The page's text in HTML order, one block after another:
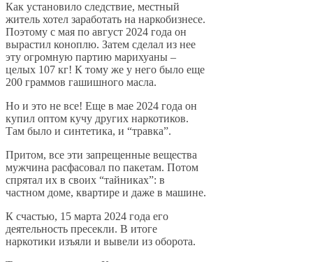
Как установило следствие, местный
житель хотел заработать на наркобизнесе.
Поэтому с мая по август 2024 года он
вырастил коноплю. Затем сделал из нее
эту огромную партию марихуаны –
целых 107 кг! К тому же у него было еще
200 граммов гашишного масла.
Но и это не все! Еще в мае 2024 года он
купил оптом кучу других наркотиков.
Там было и синтетика, и “травка”.
Притом, все эти запрещенные вещества
мужчина расфасовал по пакетам. Потом
спрятал их в своих “тайниках”: в
частном доме, квартире и даже в машине.
К счастью, 15 марта 2024 года его
деятельность пресекли. В итоге
наркотики изъяли и вывели из оборота.